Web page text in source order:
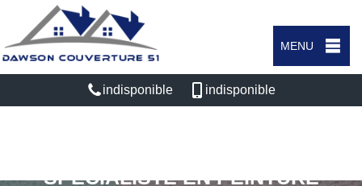
MENU
indisponible indisponible
SPÉCIALISTE EN PEINTURE